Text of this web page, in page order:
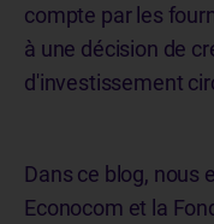
compte par les
à une décision de
d'investissement
Dans ce blog, nous
Econocom et la